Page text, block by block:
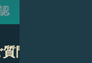
問